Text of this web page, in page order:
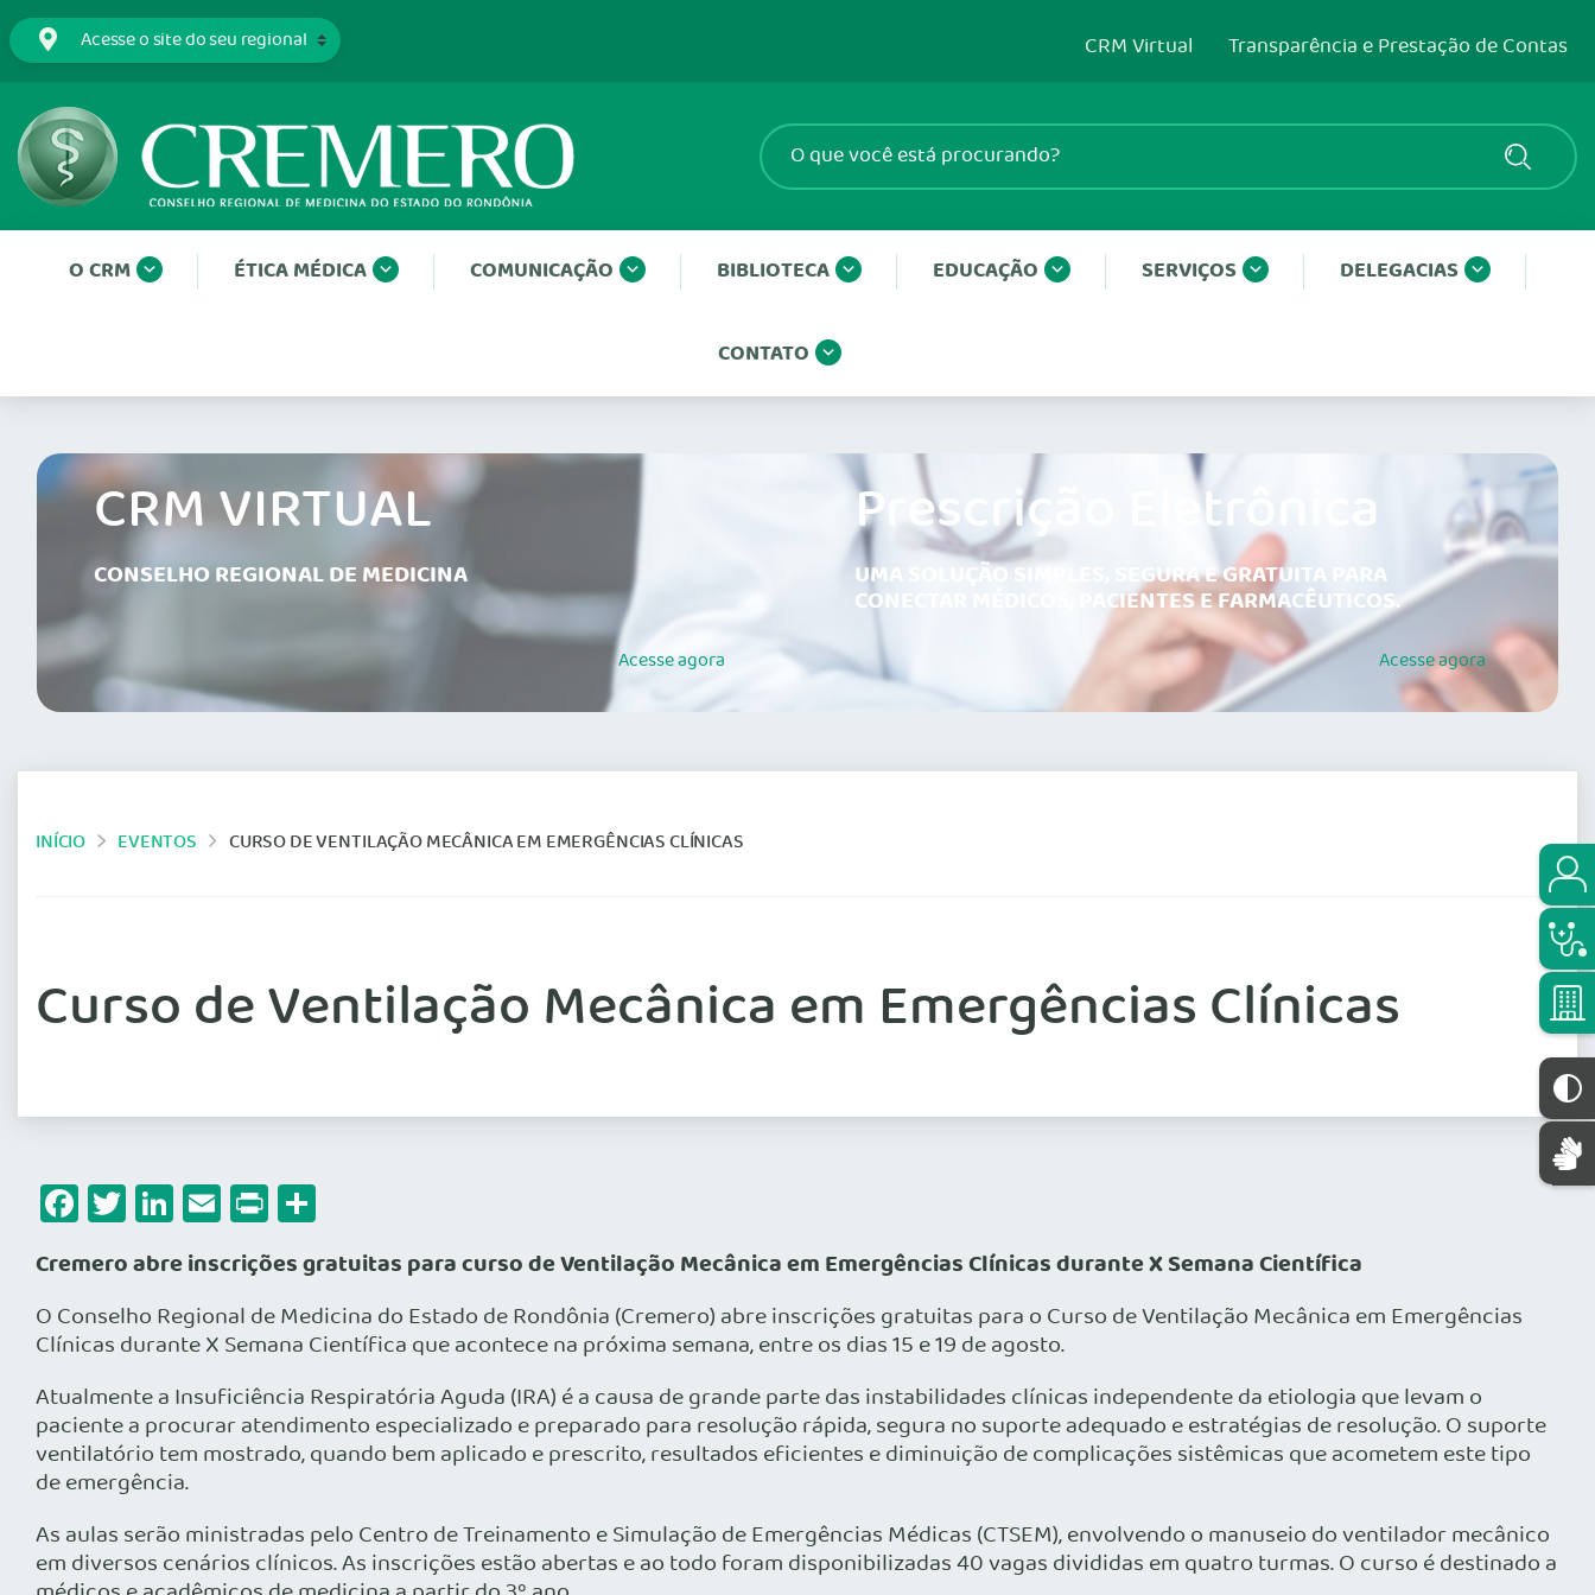
CRM Virtual Transparência e Prestação de Contas
O CRM ÉTICA MÉDICA COMUNICAÇÃO BIBLIOTECA EDUCAÇÃO SERVIÇOS DELEGACIAS
CONTATO
CRM VIRTUAL
CONSELHO REGIONAL DE MEDICINA
Acesseagora
Prescrição Eletrônica
UMA SOLUÇÃO SIMPLES, SEGURA E GRATUITA PARA
CONECTAR MÉDICOS, PACIENTES E FARMACÊUTICOS.
Acesseagora
INÍCIO EVENTOS CURSO DE VENTILAÇÃO MECÂNICA EM EMERGÊNCIAS CLÍNICAS
Curso de Ventilação Mecânica em Emergências Clínicas
Facebook
Twitter
LinkedIn
Email
Print
Cremero abre inscrições gratuitas para curso de Ventilação Mecânica em Emergências Clínicas durante X Semana Científica
O Conselho Regional de Medicina do Estado de Rondônia (Cremero) abre inscrições gratuitas para o Curso de Ventilação Mecânica em Emergências
Clínicas durante X Semana Científica que acontece na próxima semana, entre os dias 15 e 19 de agosto.
Atualmente a Insuficiência Respiratória Aguda (IRA) é a causa de grande parte das instabilidades clínicas independente da etiologia que levam o
paciente a procurar atendimento especializado e preparado para resolução rápida, segura no suporte adequado e estratégias de resolução. O suporte
ventilatório tem mostrado, quando bem aplicado e prescrito, resultados eficientes e diminuição de complicações sistêmicas que acometem este tipo
de emergência.
As aulas serão ministradas pelo Centro de Treinamento e Simulação de Emergências Médicas (CTSEM), envolvendo o manuseio do ventilador mecânico
em diversos cenários clínicos. As inscrições estão abertas e ao todo foram disponibilizadas 40 vagas divididas em quatro turmas. O curso é destinado a